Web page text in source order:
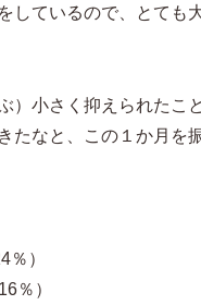
しているので、とても
）小さく抑えられたこ
たなと、この１か月を
）
％）